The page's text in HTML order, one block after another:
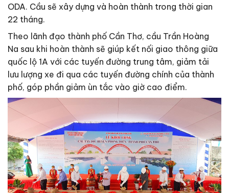
ODA. Cầu sẽ xây dựng và hoàn thành trong thời gian
22 tháng.
Theo lãnh đạo thành phố Cần Thơ, cầu Trần Hoàng
Na sau khi hoàn thành sẽ giúp kết nối giao thông giữa
quốc lộ 1A với các tuyến đường trung tâm, giảm tải
lưu lượng xe đi qua các tuyến đường chính của thành
phố, góp phần giảm ùn tắc vào giờ cao điểm.